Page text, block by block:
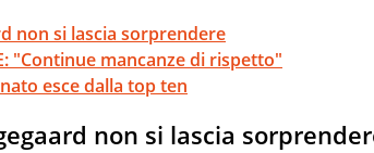
non si lascia sorprendere
"Continue mancanze di rispetto"
esce dalla top ten
non si lascia